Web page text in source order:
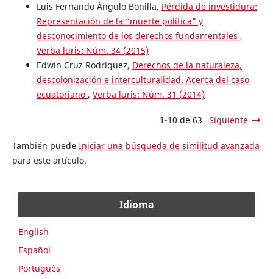
Luis Fernando Ángulo Bonilla, Pérdida de investidura:
Representación de la “muerte política” y
desconocimiento de los derechos fundamentales ,
Verba luris: Núm. 34 (2015)
Edwin Cruz Rodríguez, Derechos de la naturaleza,
descolonización e interculturalidad. Acerca del caso
ecuatoriano , Verba luris: Núm. 31 (2014)
1-10 de 63 Siguiente
También puede Iniciar una búsqueda de similitud avanzada
para este artículo.
Idioma
English
Español
Português